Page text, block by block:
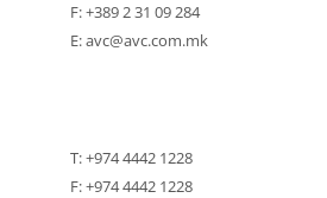
F: +389 2 31 09 284
E:avc@avc.com.mk
T: +974 4442 1228
F: +974 4442 1228